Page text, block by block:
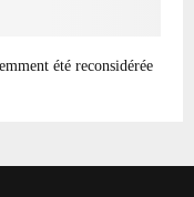
été reconsidérée